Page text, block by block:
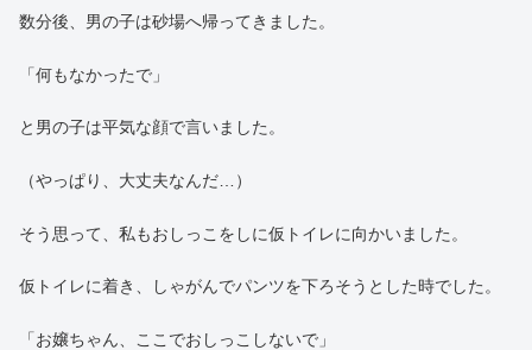
数分後、男の子は砂場へ帰ってきました。
「何もなかったで」
と男の子は平気な顔で言いました。
（やっぱり、大丈夫なんだ…）
そう思って、私もおしっこをしに仮トイレに向かいました。
仮トイレに着き、しゃがんでパンツを下ろそうとした時でした。
「お嬢ちゃん、ここでおしっこしないで」